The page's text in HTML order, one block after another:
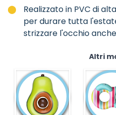
Realizzato in PVC di
per durare tutta
strizzare l'occhio
Altri